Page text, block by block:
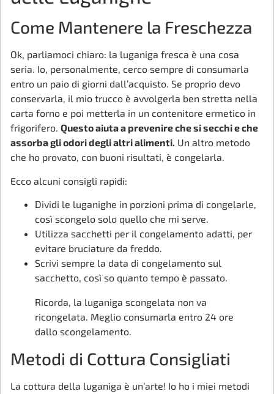
Come Mantenere la Freschezza
Ok, parliamoci chiaro: la luganiga fresca è una cosa
seria. Io, personalmente, cerco sempre di consumarla
entro un paio di giorni dall’acquisto. Se proprio devo
conservarla, il mio trucco è avvolgerla ben stretta nella
carta forno e poi metterla in un contenitore ermetico in
frigorifero. Questo aiuta a prevenire che si secchi e che
assorba gli odori degli altri alimenti. Un altro metodo
che ho provato, con buoni risultati, è congelarla.
Ecco alcuni consigli rapidi:
Dividi le luganighe in porzioni prima di congelarle,
così scongelo solo quello che mi serve.
Utilizza sacchetti per il congelamento adatti, per
evitare bruciature da freddo.
Scrivi sempre la data di congelamento sul
sacchetto, così so quanto tempo è passato.
Ricorda, la luganiga scongelata non va
ricongelata. Meglio consumarla entro 24 ore
dallo scongelamento.
Metodi di Cottura Consigliati
La cottura della luganiga è un’arte! Io ho i miei metodi